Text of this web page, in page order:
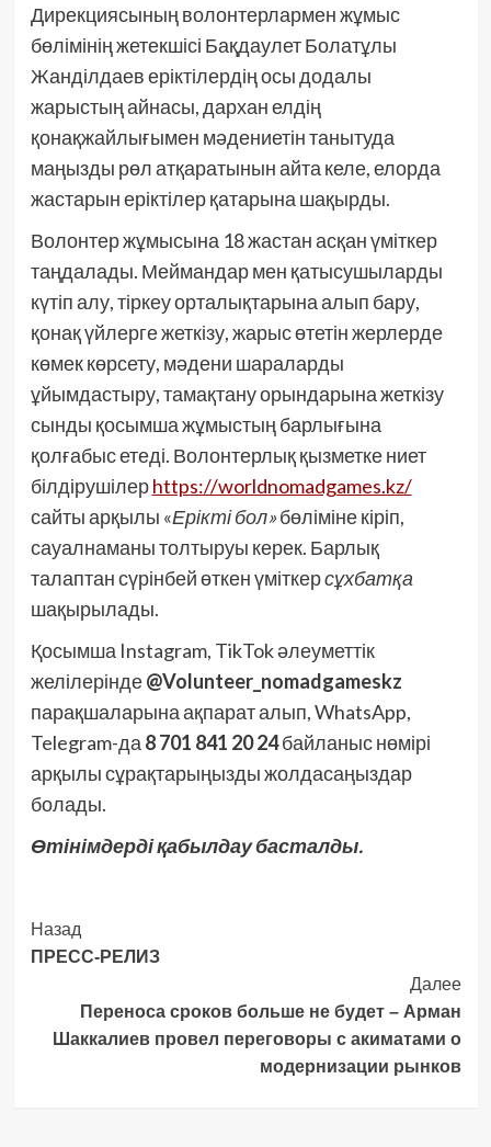
Дирекциясының волонтерлармен жұмыс
бөлімінің жетекшісі Бақдаулет Болатұлы
Жанділдаев еріктілердің осы додалы
жарыстың айнасы, дархан елдің
қонақжайлығымен мәдениетін танытуда
маңызды рөл атқаратынын айта келе, елорда
жастарын еріктілер қатарына шақырды.
Волонтер жұмысына 18 жастан асқан үміткер
таңдалады. Меймандар мен қатысушыларды
күтіп алу, тіркеу орталықтарына алып бару,
қонақ үйлерге жеткізу, жарыс өтетін жерлерде
көмек көрсету, мәдени шараларды
ұйымдастыру, тамақтану орындарына жеткізу
сынды қосымша жұмыстың барлығына
қолғабыс етеді. Волонтерлық қызметке ниет
білдірушілерhttps://worldnomadgames.kz/
сайты арқылы «Ерікті бол»бөліміне кіріп,
сауалнаманы толтыруы керек. Барлық
талаптан сүрінбей өткен үміткерсұхбатқа
шақырылады.
Қосымша Instagram, TikTok әлеуметтік
желілерінде@Volunteer_nomadgameskz
парақшаларына ақпарат алып, WhatsApp,
Telegram-да 8 701 841 20 24байланыс нөмірі
арқылы сұрақтарыңызды жолдасаңыздар
болады.
Өтінімдерді қабылдау басталды.
Post
Navigation
Назад
ПРЕСС-РЕЛИЗ
Далее
Переноса сроков больше не будет – Арман
Шаккалиев провел переговоры с акиматами о
модернизации рынков